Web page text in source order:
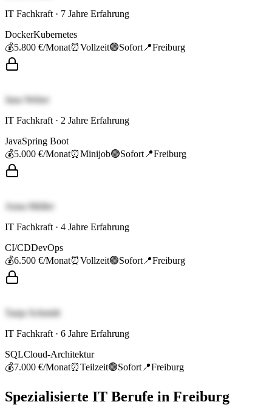
IT Fachkraft · 7 Jahre Erfahrung
DockerKubernetes
💰5.800 €/Monat⏰Vollzeit🟢Sofort 📍Freiburg
Jana Weber
IT Fachkraft · 2 Jahre Erfahrung
JavaSpring Boot
💰5.000 €/Monat⏰Minijob🟢Sofort 📍Freiburg
Anna Müller
IT Fachkraft · 4 Jahre Erfahrung
CI/CDDevOps
💰6.500 €/Monat⏰Vollzeit🟢Sofort 📍Freiburg
Tanja Schmidt
IT Fachkraft · 6 Jahre Erfahrung
SQLCloud-Architektur
💰7.000 €/Monat⏰Teilzeit🟢Sofort 📍Freiburg
Spezialisierte IT Berufe in Freiburg